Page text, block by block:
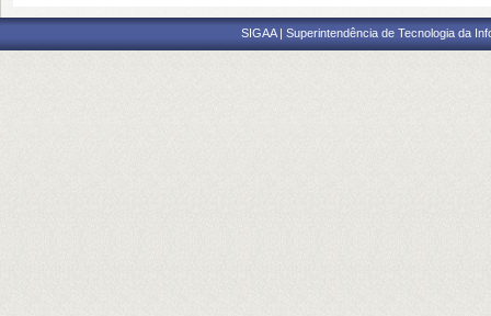
SIGAA | Superintendência de Tecnologia da